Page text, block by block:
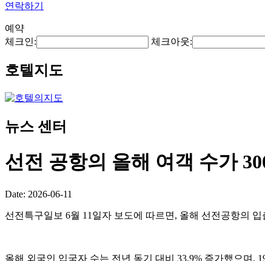
연락하기
예약
체크인:
체크아웃:
호텔지도
뉴스 센터
선전 공항의 올해 여객 수가
Date: 2026-06-11
선전특구일보 6월 11일자 보도에 따르면, 올해 선전공항의
올해 외국인 입국자 수는 전년 동기 대비 33.9% 증가했으며,